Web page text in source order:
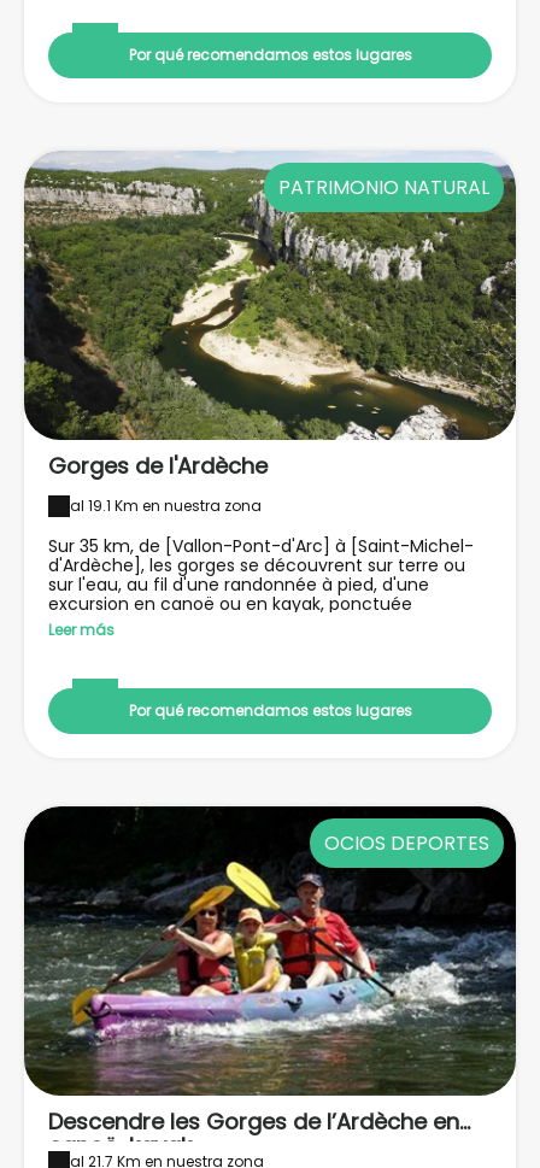
Por qué recomendamos estos lugares
PATRIMONIO NATURAL
Gorges de l'Ardèche
al 19.1 Km en nuestra zona
Sur 35 km, de [Vallon-Pont-d'Arc] à [Saint-Michel-
d'Ardèche], les gorges se découvrent sur terre ou
sur l'eau, au fil d'une randonnée à pied, d'une
excursion en canoë ou en kayak, ponctuée
notamment par le majestueux [pont d'Arc], arche
naturelle de 66 mètres de haut. On peut aussi
route touristique surplombant ce paysage
grandiose.
Leer más
Por qué recomendamos estos lugares
OCIOS DEPORTES
Descendre les Gorges de l’Ardèche en
canoë-kayak
al 21.7 Km en nuestra zona